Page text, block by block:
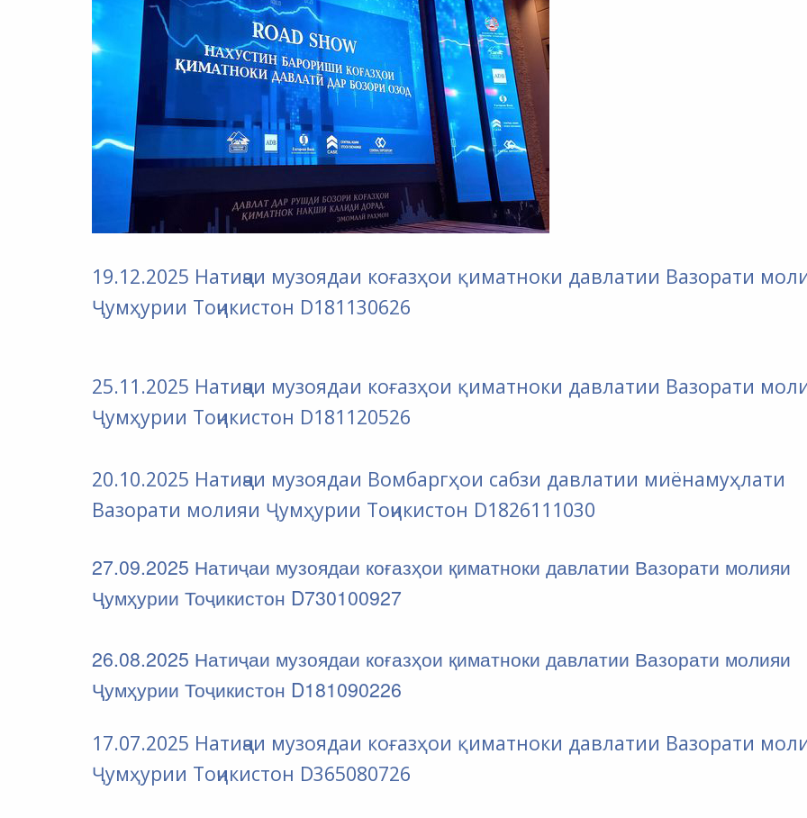
19.12.2025 Натиҷаи музоядаи коғазҳои қиматноки давлатии Вазорати
Ҷумҳурии Тоҷикистон D181130626
25.11.2025 Натиҷаи музоядаи коғазҳои қиматноки давлатии Вазорати
Ҷумҳурии Тоҷикистон D181120526
20.10.2025 Натиҷаи музоядаи Вомбаргҳои сабзи давлатии миёнамуҳлати
Вазорати молияи Ҷумҳурии Тоҷикистон D1826111030
27.09.2025 Натиҷаи музоядаи коғазҳои қиматноки давлатии Вазорати молияи
Ҷумҳурии Тоҷикистон D730100927
26.08.2025 Натиҷаи музоядаи коғазҳои қиматноки давлатии Вазорати молияи
Ҷумҳурии Тоҷикистон D181090226
17.07.2025 Натиҷаи музоядаи коғазҳои қиматноки давлатии Вазорати
Ҷумҳурии Тоҷикистон D365080726